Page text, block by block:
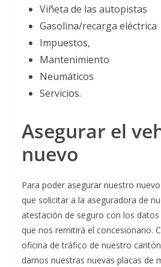
Viñeta de las autopistas
Gasolina/recarga eléctrica
Impuestos,
Mantenimiento
Neumáticos
Servicios.
Asegurar el
nuevo
Para poder asegurar nuestro
que solicitar a la aseguradora de
atestación de seguro con los
que nos remitirá el concesionario.
oficina de tráfico de nuestro
darnos nuestras nuevas placas de